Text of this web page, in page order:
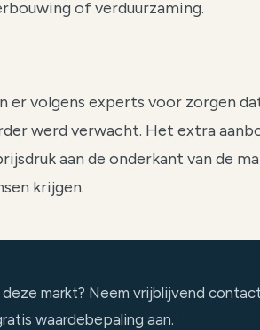
of verduurzaming.
er volgens experts voor zorgen
werd verwacht. Het extra
aan de onderkant van de
krijgen.
markt? Neem vrijblijvend contact
waardebepaling aan.